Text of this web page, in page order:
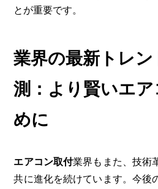
とが重要です。
業界の最新トレ
測：より賢いエ
めに
エアコン取付業界もまた、技術
共に進化を続けています。今後